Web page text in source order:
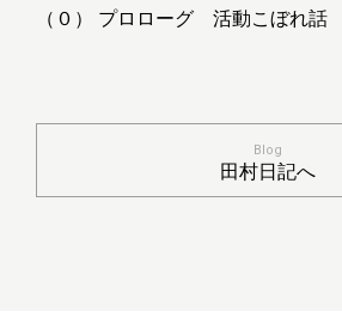
（０） プロローグ 活動こぼれ話
Blog
田村日記へ